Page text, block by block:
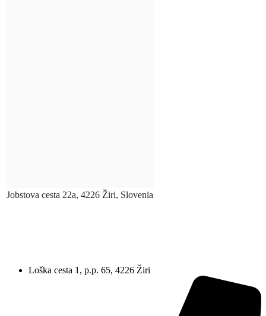
Jobstova cesta 22a, 4226 Žiri, Slovenia
Loška cesta 1, p.p. 65, 4226 Žiri